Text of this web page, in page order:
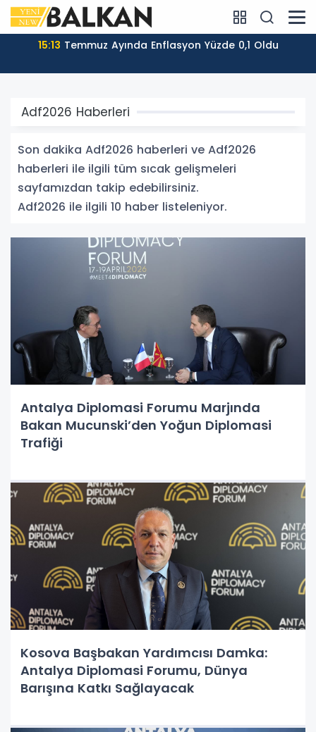
15:13 Temmuz Ayında Enflasyon Yüzde 0,1 Oldu
Adf2026 Haberleri
Son dakika Adf2026 haberleri ve Adf2026
haberleri ile ilgili tüm sıcak gelişmeleri
sayfamızdan takip edebilirsiniz.
Adf2026 ile ilgili 10 haber listeleniyor.
Antalya Diplomasi Forumu Marjında
Bakan Mucunski’den Yoğun Diplomasi
Trafiği
Kosova Başbakan Yardımcısı Damka:
Antalya Diplomasi Forumu, Dünya
Barışına Katkı Sağlayacak